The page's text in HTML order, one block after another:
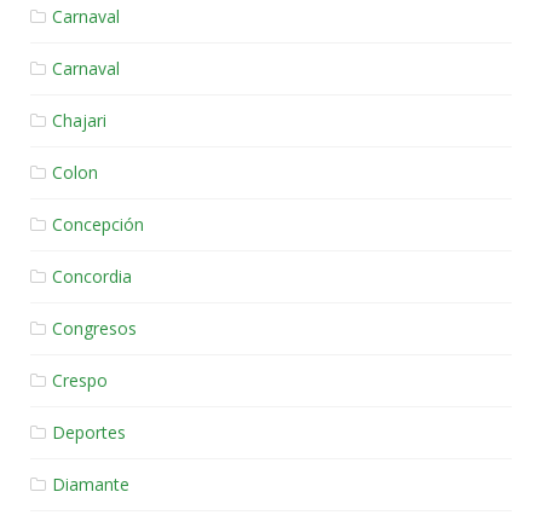
Carnaval
Carnaval
Chajari
Colon
Concepción
Concordia
Congresos
Crespo
Deportes
Diamante